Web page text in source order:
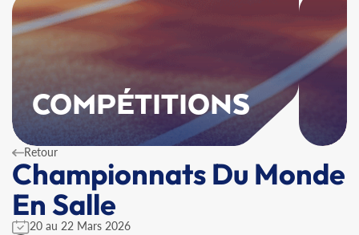
COMPÉTITIONS
Retour
Championnats Du Monde
En Salle
20 au 22 Mars 2026